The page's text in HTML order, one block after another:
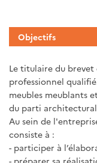
Objectifs
Le titulaire du brevet
professionnel
meubles meublants
du parti
Au sein de
consiste à :
- participer à